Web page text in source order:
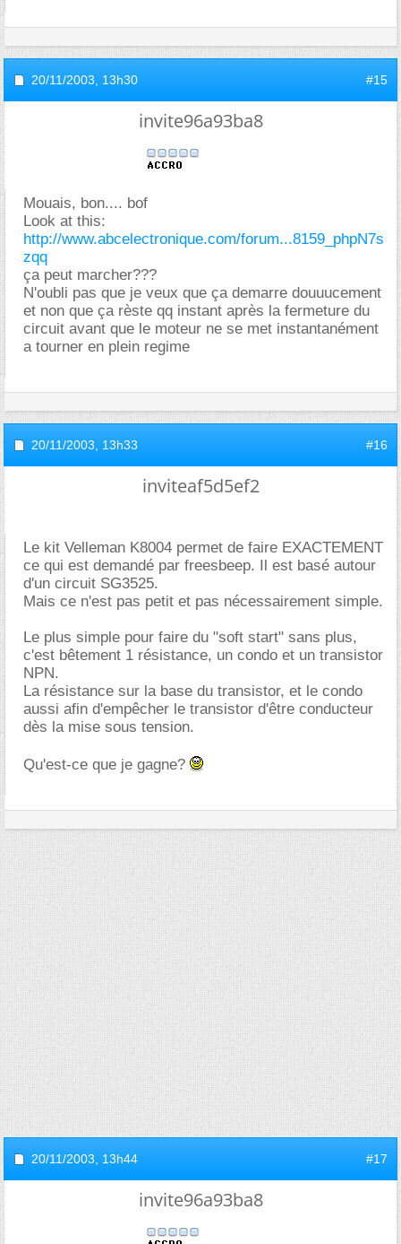
20/11/2003, 13h30 #15
invite96a93ba8
Mouais, bon.... bof
Look at this:
http://www.abcelectronique.com/forum...8159_phpN7s
zqq
ça peut marcher???
N'oubli pas que je veux que ça demarre douuucement
et non que ça rèste qq instant après la fermeture du
circuit avant que le moteur ne se met instantanément
a tourner en plein regime
20/11/2003, 13h33 #16
inviteaf5d5ef2
Le kit Velleman K8004 permet de faire EXACTEMENT
ce qui est demandé par freesbeep. Il est basé autour
d'un circuit SG3525.
Mais ce n'est pas petit et pas nécessairement simple.
Le plus simple pour faire du "soft start" sans plus,
c'est bêtement 1 résistance, un condo et un transistor
NPN.
La résistance sur la base du transistor, et le condo
aussi afin d'empêcher le transistor d'être conducteur
dès la mise sous tension.
Qu'est-ce que je gagne?
20/11/2003, 13h44 #17
invite96a93ba8